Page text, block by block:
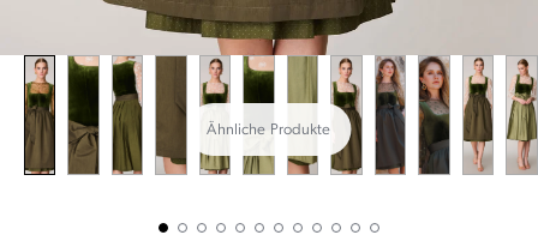
Ähnliche Produkte